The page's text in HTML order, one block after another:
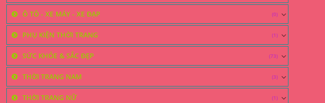
Ô TÔ - XE MÁY - XE ĐẠP (0)
PHỤ KIỆN THỜI TRANG (1)
SỨC KHỎE & SẮC ĐẸP (73)
THỜI TRANG NAM (3)
THỜI TRANG NỮ (1)